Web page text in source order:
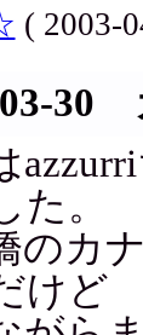
( 2003-
03-30
た。
のカ
けど